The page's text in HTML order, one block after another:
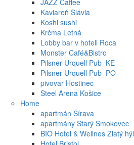
JAZZ Caffee
Kaviareň Slávia
Koshi sushi
Krčma Letná
Lobby bar v hoteli Roca
Monster Café&Bistro
Pilsner Urquell Pub_KE
Pilsner Urquell Pub_PO
pivovar Hostinec
Steel Arena Košice
Home
apartmán Šírava
apartmány Starý Smokovec
BIO Hotel & Wellnes Zlatý hýľ